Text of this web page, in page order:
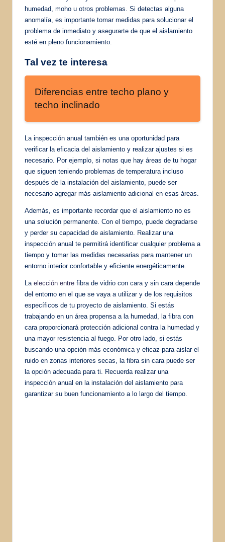
humedad, moho u otros problemas. Si detectas alguna
anomalía, es importante tomar medidas para solucionar el
problema de inmediato y asegurarte de que el aislamiento
esté en pleno funcionamiento.
Tal vez te interesa
Diferencias entre techo plano y
techo inclinado
La inspección anual también es una oportunidad para
verificar la eficacia del aislamiento y realizar ajustes si es
necesario. Por ejemplo, si notas que hay áreas de tu hogar
que siguen teniendo problemas de temperatura incluso
después de la instalación del aislamiento, puede ser
necesario agregar más aislamiento adicional en esas áreas.
Además, es importante recordar que el aislamiento no es
una solución permanente. Con el tiempo, puede degradarse
y perder su capacidad de aislamiento. Realizar una
inspección anual te permitirá identificar cualquier problema a
tiempo y tomar las medidas necesarias para mantener un
entorno interior confortable y eficiente energéticamente.
La elección entre fibra de vidrio con cara y sin cara depende
del entorno en el que se vaya a utilizar y de los requisitos
específicos de tu proyecto de aislamiento. Si estás
trabajando en un área propensa a la humedad, la fibra con
cara proporcionará protección adicional contra la humedad y
una mayor resistencia al fuego. Por otro lado, si estás
buscando una opción más económica y eficaz para aislar el
ruido en zonas interiores secas, la fibra sin cara puede ser
la opción adecuada para ti. Recuerda realizar una
inspección anual en la instalación del aislamiento para
garantizar su buen funcionamiento a lo largo del tiempo.